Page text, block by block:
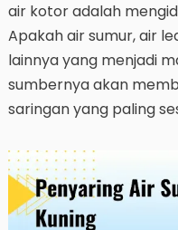
air kotor adalah
Apakah air sumur, air
lainnya yang menjadi
sumbernya akan
saringan yang paling